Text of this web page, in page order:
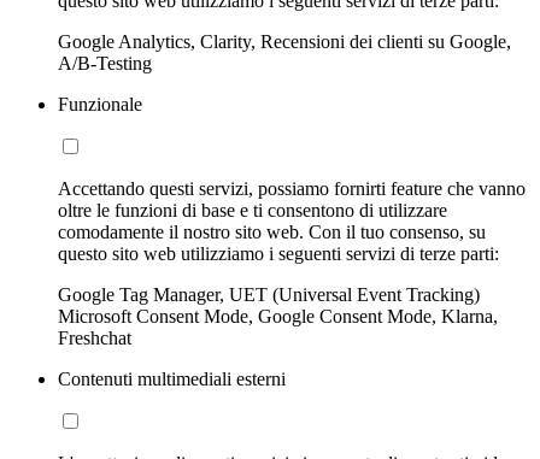
Google Analytics, Clarity, Recensioni dei clienti su Google,
A/B-Testing
Funzionale
Accettando questi servizi, possiamo fornirti feature che vanno
oltre le funzioni di base e ti consentono di utilizzare
comodamente il nostro sito web. Con il tuo consenso, su
questo sito web utilizziamo i seguenti servizi di terze parti:
Google Tag Manager, UET (Universal Event Tracking)
Microsoft Consent Mode, Google Consent Mode, Klarna,
Freshchat
Contenuti multimediali esterni